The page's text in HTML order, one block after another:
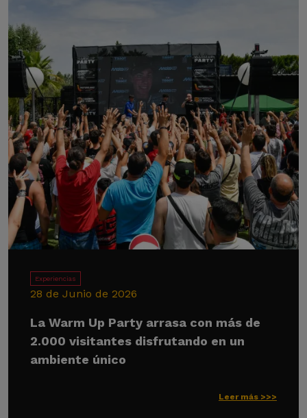
Experiencias
28 de Junio de 2026
La Warm Up Party arrasa con más de
2.000 visitantes disfrutando en un
ambiente único
Leer más >>>